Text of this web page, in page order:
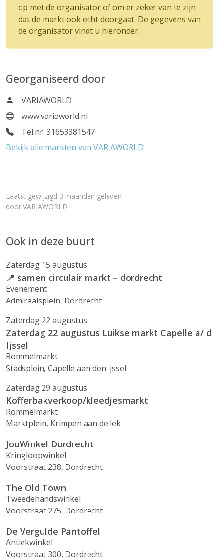
op met de organisator of om er zeker van te zijn
dat de markt ook echt doorgaat. De gegevens van
de organisator vindt u hieronder.
Georganiseerd door
VARIAWORLD
www.variaworld.nl
Tel.nr. 31653381547
Bekijk alle markten van VARIAWORLD
Laatst gewijzigd 3 maanden geleden
door VARIAWORLD
Ook in deze buurt
Zaterdag 15 augustus
📍 samen circulair markt – dordrecht
Evenement
Admiraalsplein, Dordrecht
Zaterdag 22 augustus
Zaterdag 22 augustus Luikse markt Capelle a/ d
Ijssel
Rommelmarkt
Stadsplein, Capelle aan den ijssel
Zaterdag 29 augustus
Kofferbakverkoop/kleedjesmarkt
Rommelmarkt
Marktplein, Krimpen aan de lek
JouWinkel Dordrecht
Kringloopwinkel
Voorstraat 238, Dordrecht
The Old Town
Tweedehandswinkel
Voorstraat 275, Dordrecht
De Vergulde Pantoffel
Antiekwinkel
Voorstraat 300, Dordrecht